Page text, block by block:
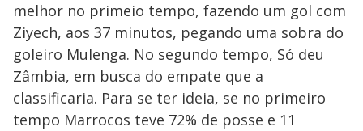
melhor no primeio tempo, fazendo um gol com
Ziyech, aos 37 minutos, pegando uma sobra do
goleiro Mulenga. No segundo tempo, Só deu
Zâmbia, em busca do empate que a
classificaria. Para se ter ideia, se no primeiro
tempo Marrocos teve 72% de posse e 11